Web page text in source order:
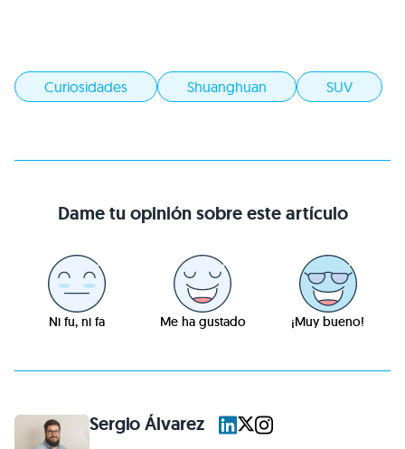
Curiosidades Shuanghuan SUV
Dame tu opinión sobre este artículo
Ni fu, ni fa Me ha gustado ¡Muy bueno!
Sergio Álvarez